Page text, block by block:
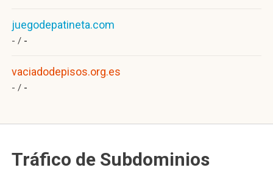
juegodepatineta.com
- / -
vaciadodepisos.org.es
- / -
Tráfico de Subdominios